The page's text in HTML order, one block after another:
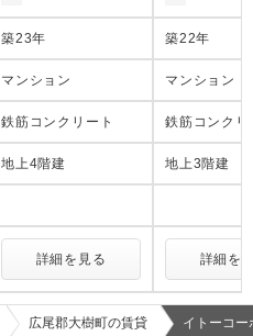
築23年 築22年
マンション マンション
鉄筋コンクリート 鉄筋コンクリ
地上4階建 地上3階建
詳細を見る 詳細を
広尾郡大樹町の賃貸 イトーコー